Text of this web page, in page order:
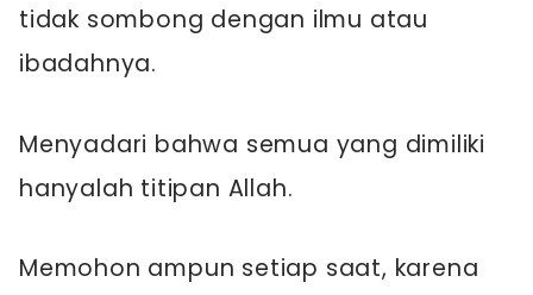
tidak sombong dengan ilmu atau
ibadahnya.
Menyadari bahwa semua yang dimiliki
hanyalah titipan Allah.
Memohon ampun setiap saat, karena